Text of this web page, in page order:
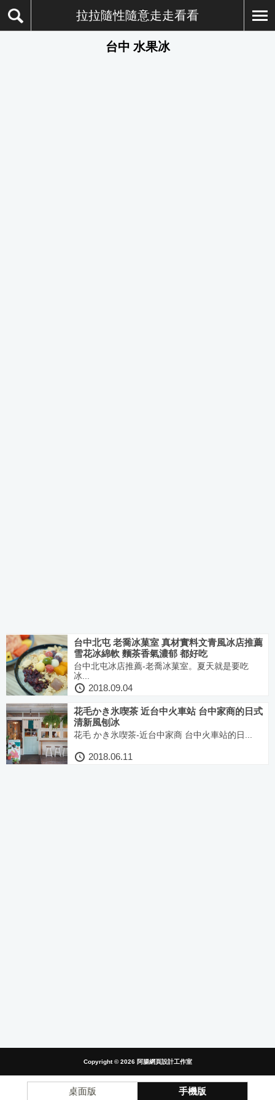
拉拉隨性隨意走走看看
台中 水果冰
台中北屯 老喬冰菓室 真材實料文青風冰店推薦
雪花冰綿軟 麵茶香氣濃郁 都好吃
台中北屯冰店推薦-老喬冰菓室。夏天就是要吃
冰...
2018.09.04
花毛かき氷喫茶 近台中火車站 台中家商的日式
清新風刨冰
花毛 かき氷喫茶-近台中家商 台中火車站的日...
2018.06.11
Copyright © 2026 阿腸網頁設計工作室
桌面版 手機版